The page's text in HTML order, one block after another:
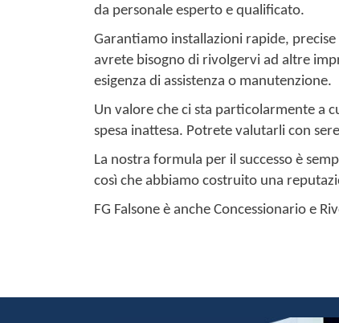
da personale esperto e qualificato.
Garantiamo installazioni rapide,
avrete bisogno di rivolgervi ad altre
esigenza di assistenza o manutenzione.
Un valore che ci sta particolarmente a
spesa inattesa. Potrete valutarli con
La nostra formula per il successo è
così che abbiamo costruito una
FG Falsone è anche Concessionario e